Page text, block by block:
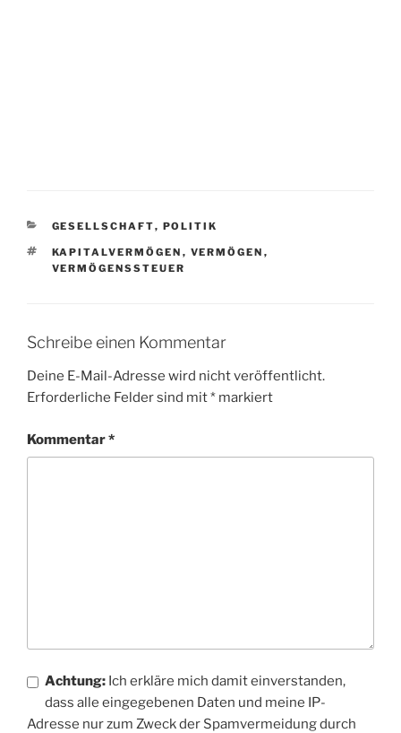
KATEGORIEN
GESELLSCHAFT, POLITIK
SCHLAGWÖRTER
KAPITALVERMÖGEN , VERMÖGEN ,
VERMÖGENSSTEUER
Schreibe einen Kommentar
Deine E-Mail-Adresse wird nicht veröffentlicht.
Erforderliche Felder sind mit* markiert
Kommentar*
Achtung: Ich erkläre mich damit einverstanden,
dass alle eingegebenen Daten und meine IP-
Adresse nur zum Zweck der Spamvermeidung durch